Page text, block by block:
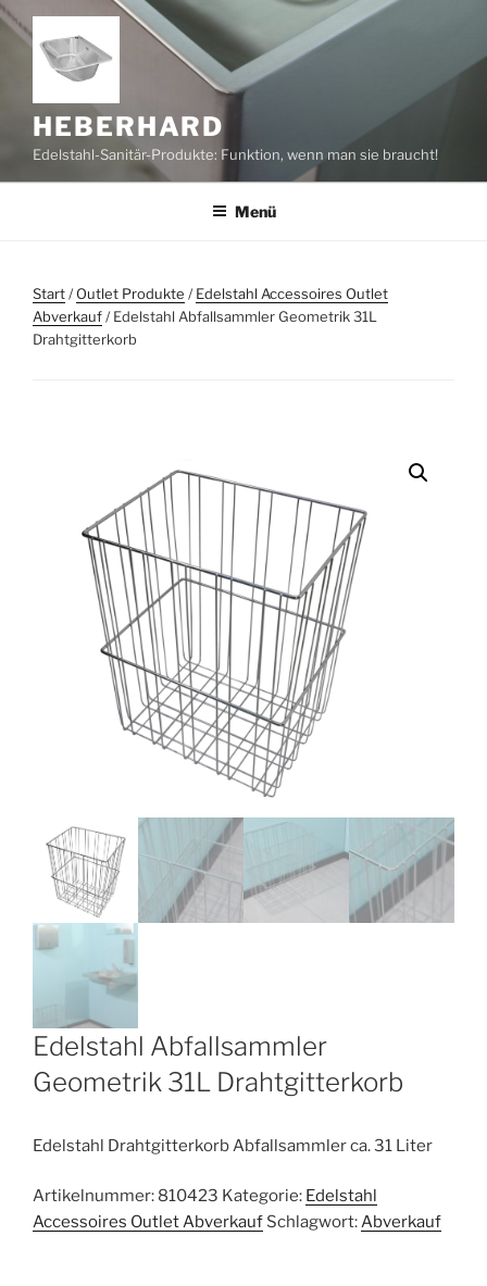
Zum
Inhalt
springen
HEBERHARD
Edelstahl-Sanitär-Produkte: Funktion, wenn man sie braucht!
Menü
Start/Outlet Produkte /Edelstahl Accessoires Outlet
Abverkauf/ Edelstahl Abfallsammler Geometrik 31L
Drahtgitterkorb
Edelstahl Abfallsammler
Geometrik 31L Drahtgitterkorb
Edelstahl Drahtgitterkorb Abfallsammler ca. 31 Liter
Artikelnummer: 810423 Kategorie: Edelstahl
Accessoires Outlet Abverkauf Schlagwort:Abverkauf